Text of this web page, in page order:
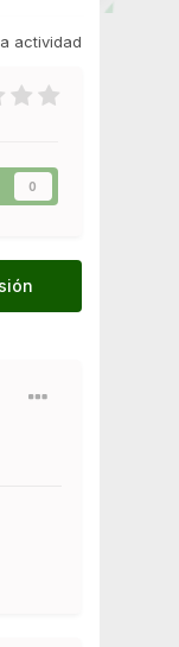
actividad
0